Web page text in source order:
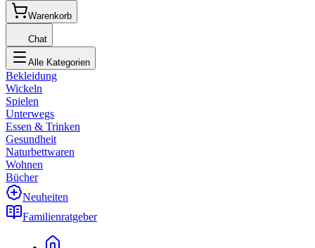
Warenkorb
Chat
Alle Kategorien
Bekleidung
Wickeln
Spielen
Unterwegs
Essen & Trinken
Gesundheit
Naturbettwaren
Wohnen
Bücher
Neuheiten
Familienratgeber